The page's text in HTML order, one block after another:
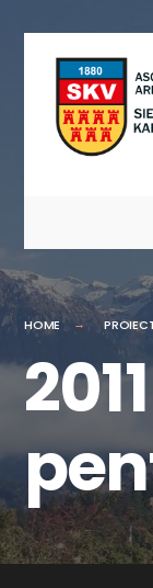
Skip
content
HOME